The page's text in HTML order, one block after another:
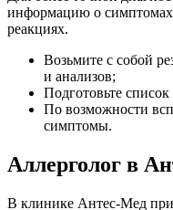
информацию о
реакциях.
Возьмите с собой
и анализов;
Подготовьте
По возможности
симптомы.
Аллерголог в
В клинике Антес-Мед